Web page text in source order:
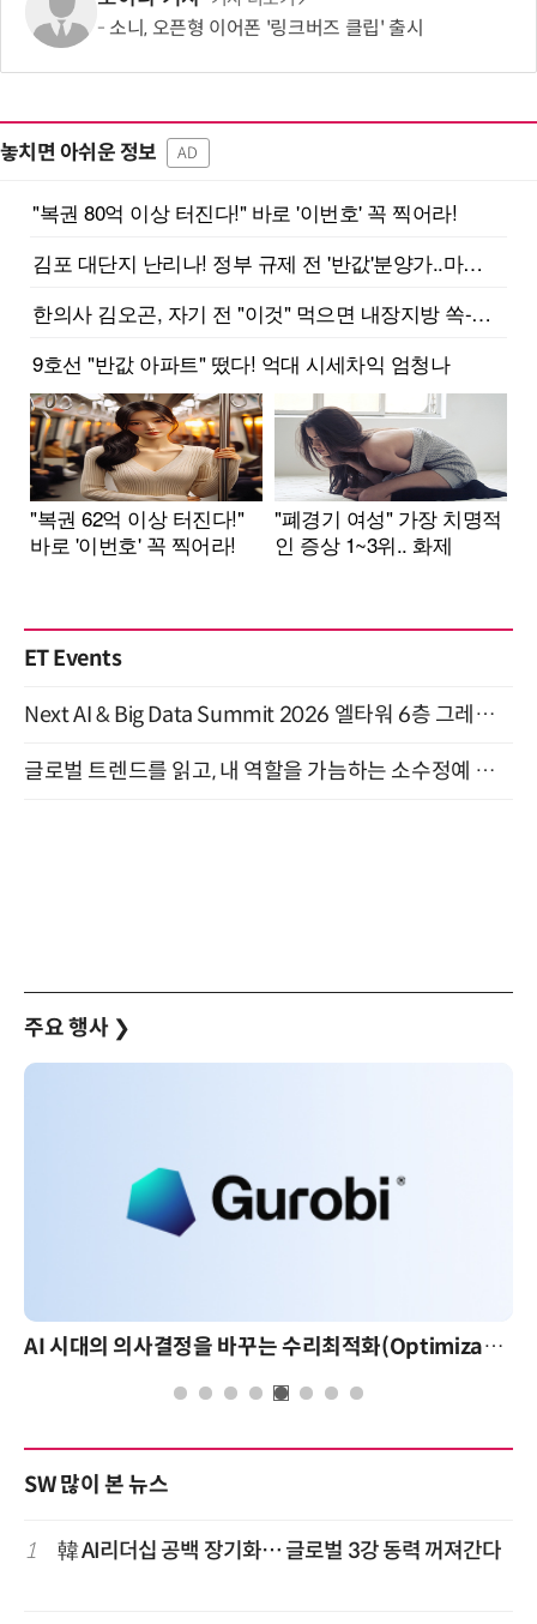
소니, 오픈형 이어폰 '링크버즈 클립' 출시
놓치면 아쉬운 정보 AD
ET Events
Next AI & Big Data Summit 2026 엘타워 6층 그레이스홀 개최 (9/18)
글로벌 트렌드를 읽고, 내 역할을 가늠하는 소수정예 실습 워크숍 (8/28)
주요 행사 ❯
AI 핀옵스 실전 세미나: 폭증하는 AI 토큰 비용 관리 전략
SW 많이 본 뉴스
1 韓 AI리더십 공백 장기화… 글로벌 3강 동력 꺼져간다